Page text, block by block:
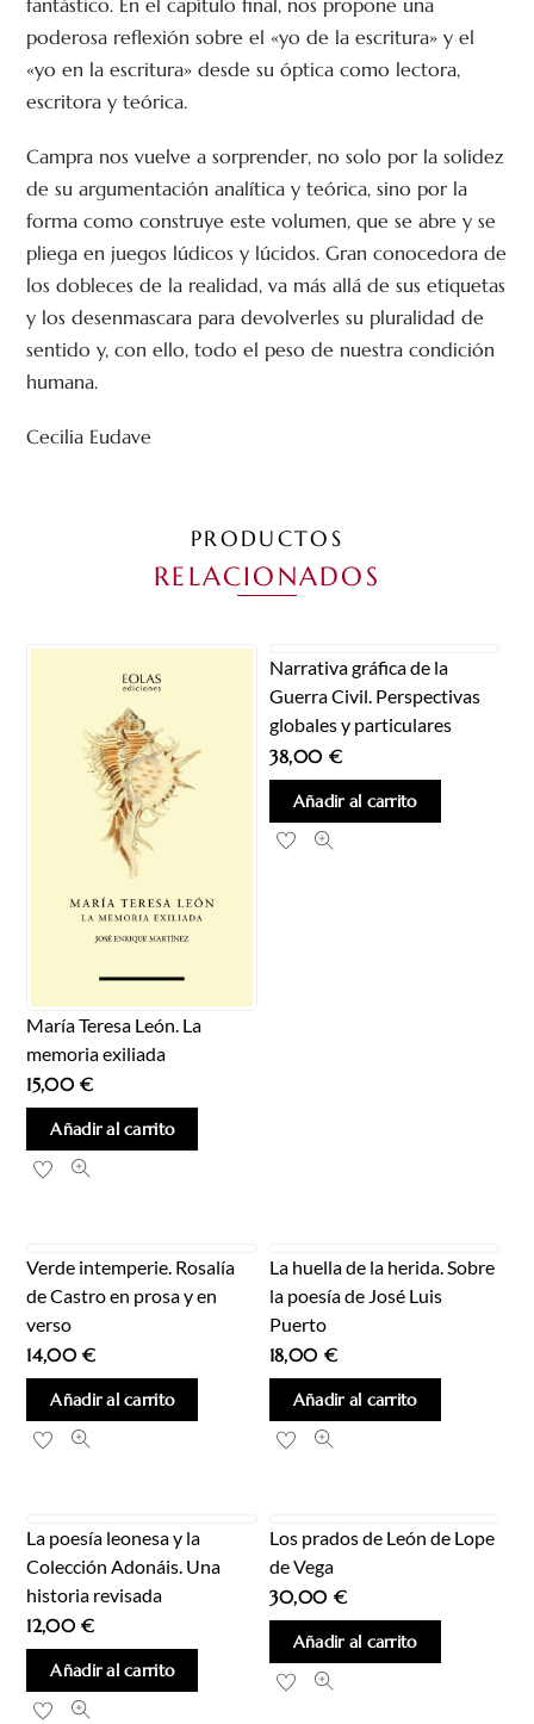
poderosa reflexión sobre el «yo de la escritura» y el
«yo en la escritura» desde su óptica como lectora,
escritora y teórica.
Campra nos vuelve a sorprender, no solo por la solidez
de su argumentación analítica y teórica, sino por la
forma como construye este volumen, que se abre y se
pliega en juegos lúdicos y lúcidos. Gran conocedora de
los dobleces de la realidad, va más allá de sus etiquetas
y los desenmascara para devolverles su pluralidad de
sentido y, con ello, todo el peso de nuestra condición
humana.
Cecilia Eudave
PRODUCTOS
RELACIONADOS
María Teresa León. La
memoria exiliada
15,00€
Añadir al carrito
Narrativa gráfica de la
Guerra Civil. Perspectivas
globales y particulares
38,00 €
Añadir al carrito
Verde intemperie. Rosalía
de Castro en prosa y en
verso
14,00€
Añadir al carrito
La huella de la herida. Sobre
la poesía de José Luis
Puerto
18,00 €
Añadir al carrito
La poesía leonesa y la
Colección Adonáis. Una
historia revisada
12,00€
Añadir al carrito
Los prados de León de Lope
de Vega
30,00 €
Añadir al carrito